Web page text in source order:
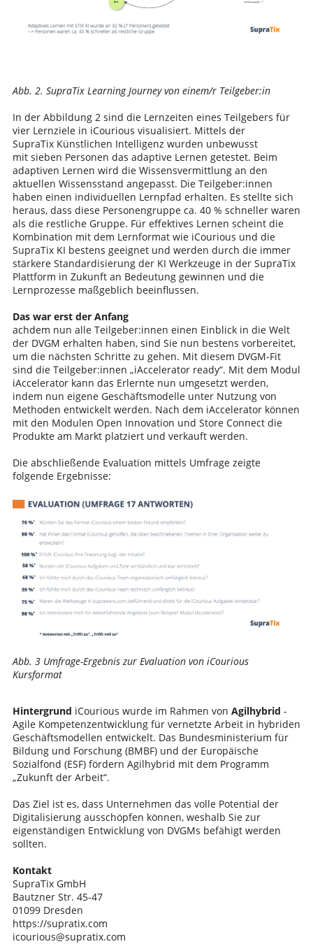
Abb. 2. SupraTix Learning Journey von einem/r Teilgeber:in
In der Abbildung 2 sind die Lernzeiten eines Teilgebers für
vier Lernziele in iCourious visualisiert. Mittels der
SupraTix Künstlichen Intelligenz wurden unbewusst
mit sieben Personen das adaptive Lernen getestet. Beim
adaptiven Lernen wird die Wissensvermittlung an den
aktuellen Wissensstand angepasst. Die Teilgeber:innen
haben einen individuellen Lernpfad erhalten. Es stellte sich
heraus, dass diese Personengruppe ca. 40 % schneller waren
als die restliche Gruppe. Für effektives Lernen scheint die
Kombination mit dem Lernformat wie iCourious und die
SupraTix KI bestens geeignet und werden durch die immer
stärkere Standardisierung der KI Werkzeuge in der SupraTix
Plattform in Zukunft an Bedeutung gewinnen und die
Lernprozesse maßgeblich beeinflussen.
Das war erst der Anfang
achdem nun alle Teilgeber:innen einen Einblick in die Welt
der DVGM erhalten haben, sind Sie nun bestens vorbereitet,
um die nächsten Schritte zu gehen. Mit diesem DVGM-Fit
sind die Teilgeber:innen „iAccelerator ready“. Mit dem Modul
iAccelerator kann das Erlernte nun umgesetzt werden,
indem nun eigene Geschäftsmodelle unter Nutzung von
Methoden entwickelt werden. Nach dem iAccelerator können
mit den Modulen Open Innovation und Store Connect die
Produkte am Markt platziert und verkauft werden.
Die abschließende Evaluation mittels Umfrage zeigte
folgende Ergebnisse:
Abb. 3 Umfrage-Ergebnis zur Evaluation von iCourious
Kursformat
Hintergrund iCourious wurde im Rahmen von Agilhybrid -
Agile Kompetenzentwicklung für vernetzte Arbeit in hybriden
Geschäftsmodellen entwickelt. Das Bundesministerium für
Bildung und Forschung (BMBF) und der Europäische
Sozialfond (ESF) fördern Agilhybrid mit dem Programm
„Zukunft der Arbeit“.
Das Ziel ist es, dass Unternehmen das volle Potential der
Digitalisierung ausschöpfen können, weshalb Sie zur
eigenständigen Entwicklung von DVGMs befähigt werden
sollten.
Kontakt
SupraTix GmbH
Bautzner Str. 45-47
01099 Dresden
https://supratix.com
icourious@supratix.com